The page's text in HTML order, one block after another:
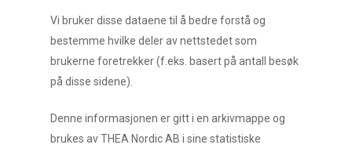
Vi bruker disse dataene til å bedre forstå og
bestemme hvilke deler av nettstedet som
brukerne foretrekker (f.eks. basert på antall besøk
på disse sidene).
Denne informasjonen er gitt i en arkivmappe og
brukes av THEA Nordic AB i sine statistiske